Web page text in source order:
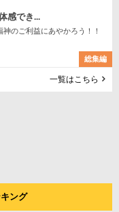
感でき...
のご利益にあやかろう！！
総集編
一覧はこちら
ング